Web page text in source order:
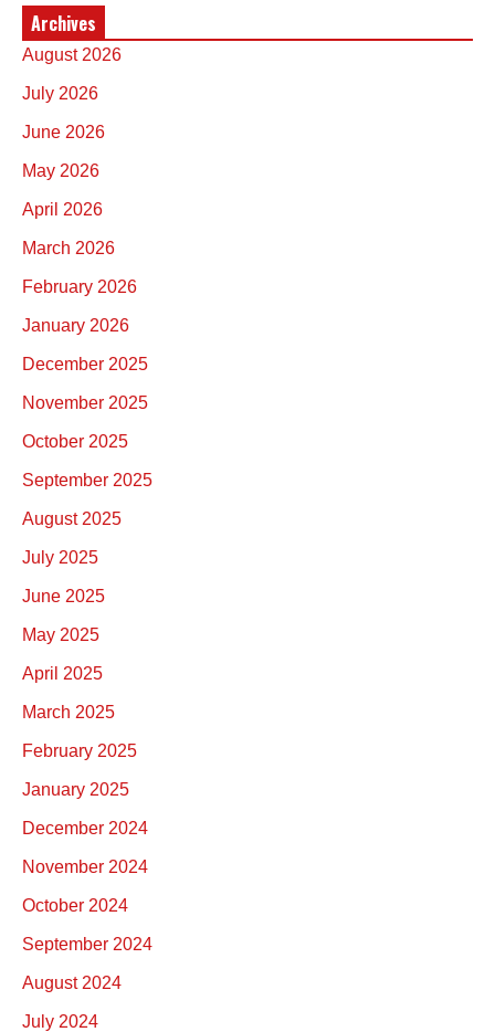
Archives
August 2026
July 2026
June 2026
May 2026
April 2026
March 2026
February 2026
January 2026
December 2025
November 2025
October 2025
September 2025
August 2025
July 2025
June 2025
May 2025
April 2025
March 2025
February 2025
January 2025
December 2024
November 2024
October 2024
September 2024
August 2024
July 2024